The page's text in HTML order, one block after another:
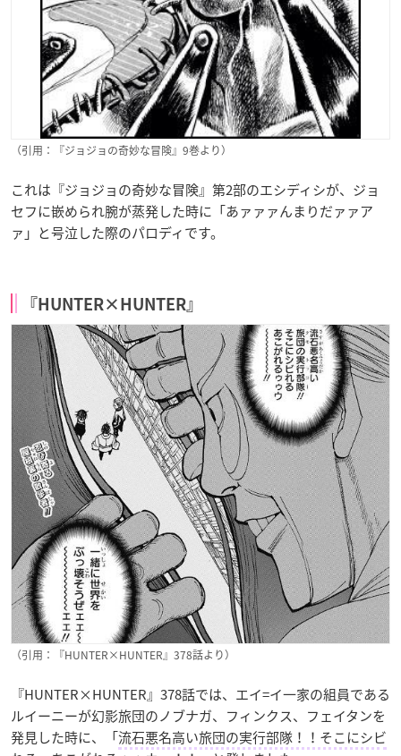
（引用：『ジョジョの奇妙な冒険』9巻より）
これは『ジョジョの奇妙な冒険』第2部のエシディシが、ジョ
セフに嵌められ腕が蒸発した時に「あァァァんまりだァァア
ァ」と号泣した際のパロディです。
『HUNTER×HUNTER』
（引用：『HUNTER×HUNTER』378話より）
『HUNTER×HUNTER』378話では、エイ=イ一家の組員である
ルイーニーが幻影旅団のノブナガ、フィンクス、フェイタンを
発見した時に、「流石悪名高い旅団の実行部隊！！そこにシビ